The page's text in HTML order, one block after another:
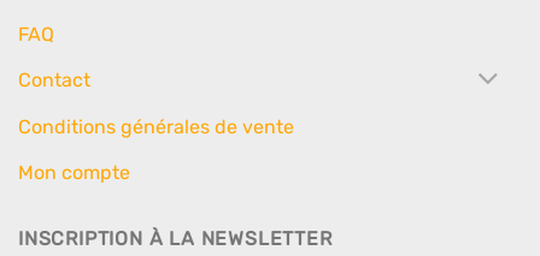
FAQ
Contact
Conditions générales de vente
Mon compte
INSCRIPTION À LA NEWSLETTER